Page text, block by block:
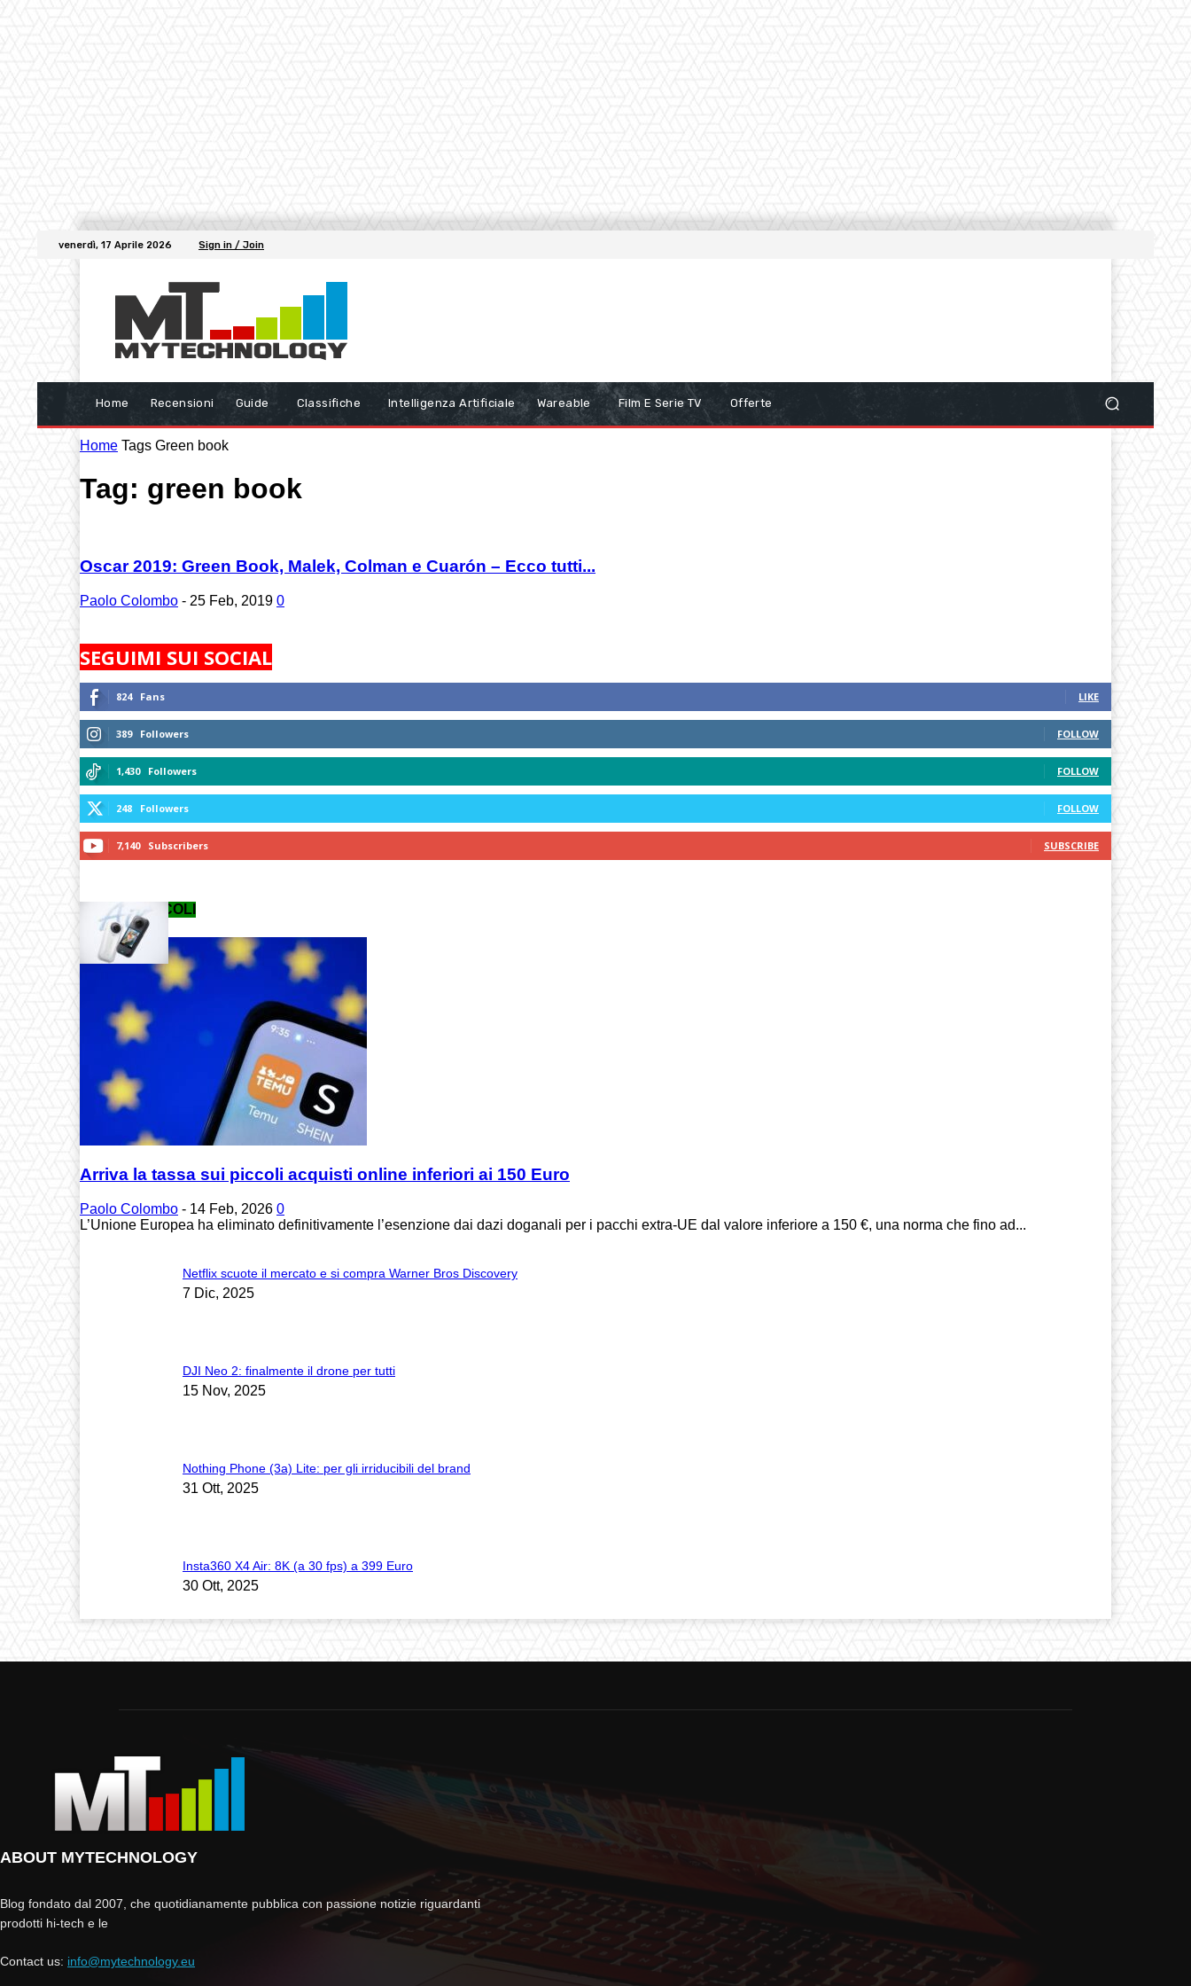
venerdì, 17 Aprile 2026 Sign in / Join
Home Recensioni Guide Classifiche Intelligenza Artificiale Wareable Film E Serie TV Offerte
Home Tags Green book
Tag: green book
Oscar 2019: Green Book, Malek, Colman e Cuarón – Ecco tutti...
Paolo Colombo - 25 Feb, 2019 0
SEGUIMI SUI SOCIAL
824 Fans LIKE
389 Followers FOLLOW
1,430 Followers FOLLOW
248 Followers FOLLOW
7,140 Subscribers SUBSCRIBE
ULTIMI ARTICOLI
Arriva la tassa sui piccoli acquisti online inferiori ai 150 Euro
Paolo Colombo - 14 Feb, 2026 0
L’Unione Europea ha eliminato definitivamente l’esenzione dai dazi doganali per i pacchi extra-UE dal valore inferiore a 150 €, una norma che fino ad...
Netflix scuote il mercato e si compra Warner Bros Discovery
7 Dic, 2025
DJI Neo 2: finalmente il drone per tutti
15 Nov, 2025
Nothing Phone (3a) Lite: per gli irriducibili del brand
31 Ott, 2025
Insta360 X4 Air: 8K (a 30 fps) a 399 Euro
30 Ott, 2025
ABOUT MYTECHNOLOGY
Blog fondato dal 2007, che quotidianamente pubblica con passione notizie riguardanti
prodotti hi-tech e le
Contact us: info@mytechnology.eu